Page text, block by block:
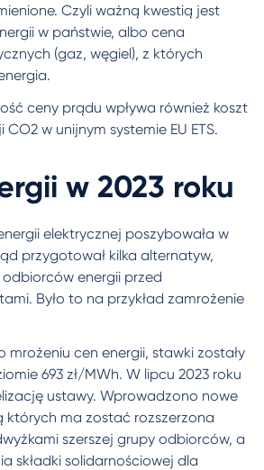
Czyli ważną kwestią jest
w państwie, albo cena
(gaz, węgiel), z których
ceny prądu wpływa również koszt
w unijnym systemie EU ETS.
w 2023 roku
elektrycznej poszybowała w
przygotował kilka alternatyw,
energii przed
Było to na przykład zamrożenie
mrożeniu cen energii, stawki zostały
693 zł/MWh. W lipcu 2023 roku
ustawy. Wprowadzono nowe
których ma zostać rozszerzona
szerszej grupy odbiorców, a
składki solidarnościowej dla